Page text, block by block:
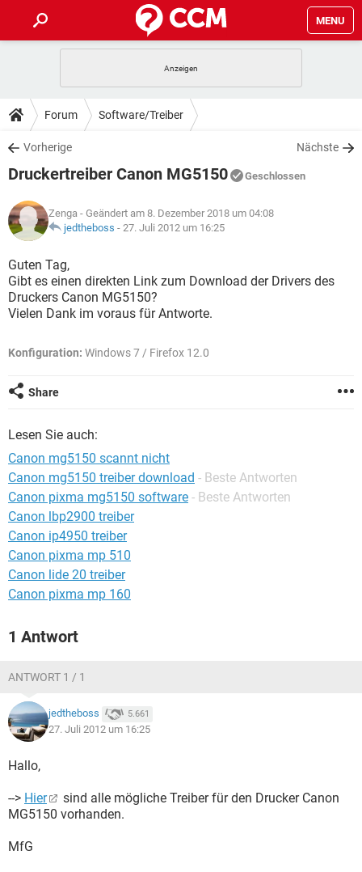
MENU
ANDROID IOS
WINDOWS 10
WHATSAPP TIKTOK
FACEBOOK
TIPPS & TRICKS
SPIELE
WHATSAPP TIKTOK
FACEBOOK
DOWNLOADS
SPIELE STREAMING
ANDROID
WINDOWS 10 INSTAGRAM
WHATSAPP
FACEBOOK HARDWARE
SPIELE STREAMING
ANDROID
WINDOWS 10
WHATSAPP
LEXIKON
SPIELE
ANDROID IOS
WINDOWS 10 INSTAGRAM
Forum Software/Treiber
Vorherige Nächste
Druckertreiber Canon MG5150 Geschlossen
Zenga - Geändert am 8. Dezember 2018 um 04:08
jedtheboss - 27. Juli 2012 um 16:25
Guten Tag,
Gibt es einen direkten Link zum Download der Drivers des
Druckers Canon MG5150?
Vielen Dank im voraus für Antworte.
Konfiguration: Windows 7 / Firefox 12.0
Share
Lesen Sie auch:
Canon mg5150 scannt nicht
Canon mg5150 treiber download - Beste Antworten
Canon pixma mg5150 software - Beste Antworten
Canon lbp2900 treiber
Canon ip4950 treiber
Canon pixma mp 510
Canon lide 20 treiber
Canon pixma mp 160
1 Antwort
ANTWORT 1 / 1
jedtheboss 5.661
27. Juli 2012 um 16:25
Hallo,
--> Hier
sind alle mögliche Treiber für den Drucker Canon
MG5150 vorhanden.
MfG